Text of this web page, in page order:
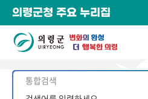
의령군청 주요 누리집